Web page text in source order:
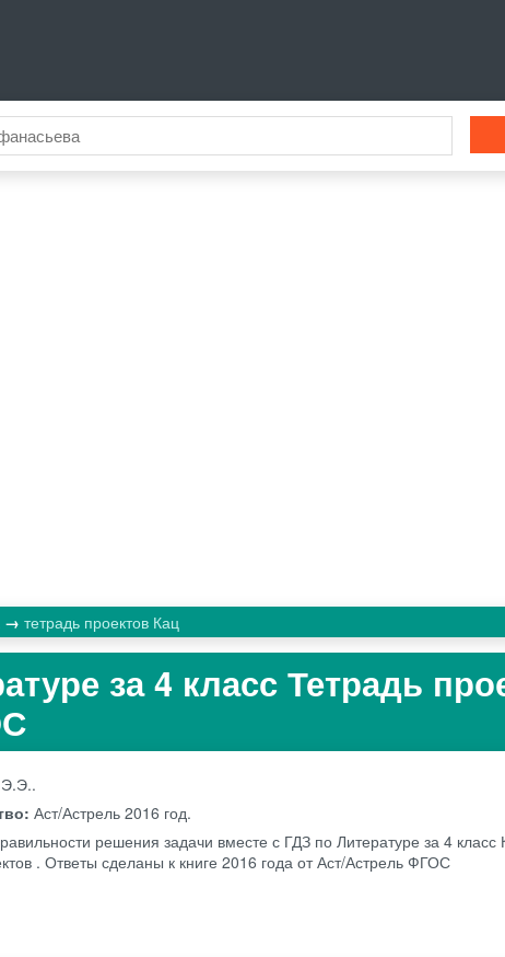
тетрадь проектов Кац
за 4 класс Тетрадь
Аст/Астрель 2016 год.
решения задачи вместе с ГДЗ по Литературе за 4
. Ответы сделаны к книге 2016 года от Аст/Астрель ФГОС